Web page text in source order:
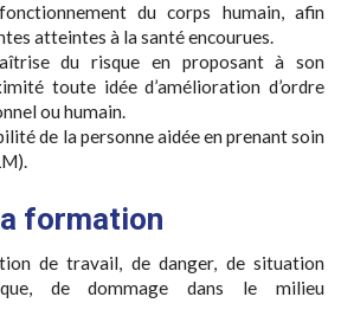
du corps humain, afin
atteintes à la santé encourues.
du risque en proposant à son
toute idée d’amélioration d’ordre
ou humain.
de la personne aidée en prenant soin
formation
de travail, de danger, de situation
de dommage dans le milieu